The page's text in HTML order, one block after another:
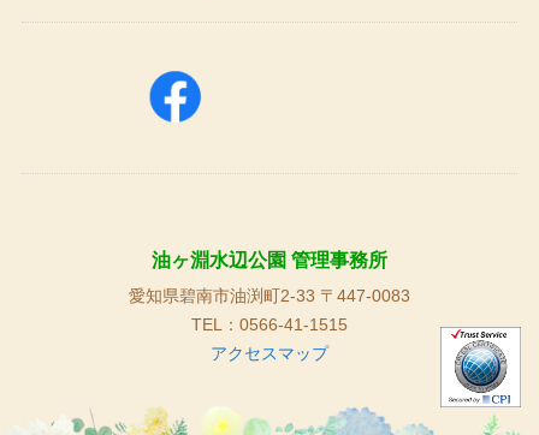
油ヶ淵水辺公園 管理事務所
愛知県碧南市油渕町2-33 〒447-0083
TEL：0566-41-1515
アクセスマップ